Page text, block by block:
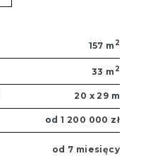
157 m 2
33 m 2
20 x 29 m
od 1 200 000 zł
od 7 miesięcy